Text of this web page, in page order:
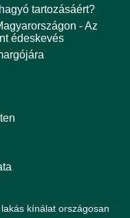
tartozásáért?
- Az
édeskevés
kínálat országosan